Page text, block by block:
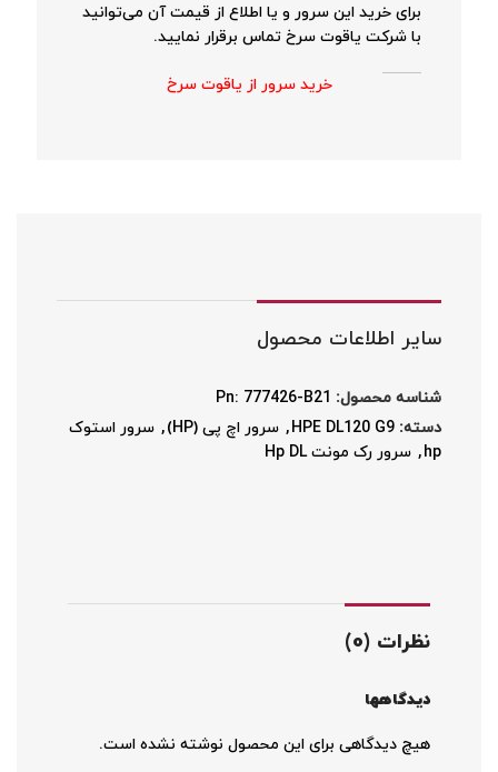
برای خرید این سرور و یا اطلاع از قیمت آن می‌توانید
با شرکت یاقوت سرخ تماس برقرار نمایید.
خرید سرور از یاقوت سرخ
سایر اطلاعات محصول
شناسه محصول: Pn: 777426-B21
دسته: HPE DL120 G9
, سرور اچ پی (HP) , سرور استوک
hp
, سرور رک مونت Hp DL
نظرات (0)
دیدگاهها
هیچ دیدگاهی برای این محصول نوشته نشده است.